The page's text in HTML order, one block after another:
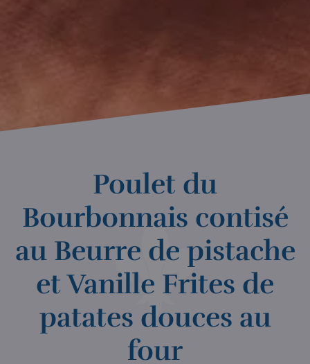
Poulet du
Bourbonnais contisé
au Beurre de pistache
et Vanille Frites de
patates douces au
four